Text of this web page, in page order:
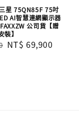
星 75QN85F 75吋
AI智慧連網顯示器
公司貨【贈
裝】
Sale
NT$ 69,900